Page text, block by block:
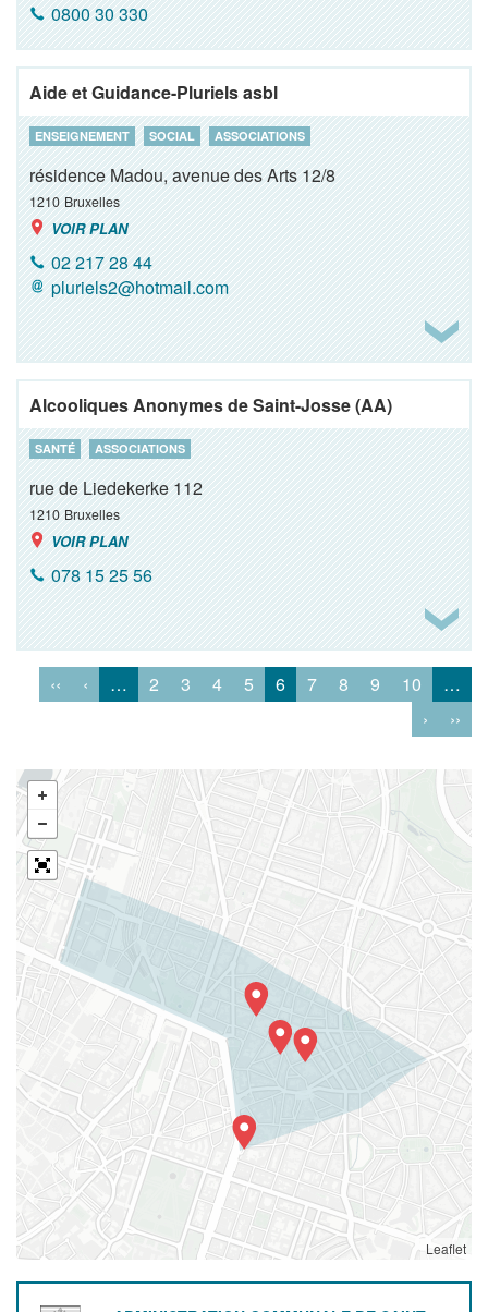
0800 30 330
Aide et Guidance-Pluriels asbl
ENSEIGNEMENT SOCIAL ASSOCIATIONS
résidence Madou, avenue des Arts 12/8
1210 Bruxelles
VOIR PLAN
02 217 28 44
pluriels2@hotmail.com
Alcooliques Anonymes de Saint-Josse (AA)
SANTÉ ASSOCIATIONS
rue de Liedekerke 112
1210 Bruxelles
VOIR PLAN
078 15 25 56
‹‹ ‹ … 2 3 4 5 6 7 8 9 10
…
›
››
Leaflet